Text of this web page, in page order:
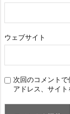
ウェブサイト
次回のコメント
アドレス、サイト